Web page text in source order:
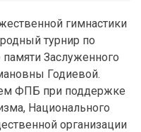
гимнастики
турнир по
Заслуженного
Годиевой.
ФПБ при поддержке
Национального
организации